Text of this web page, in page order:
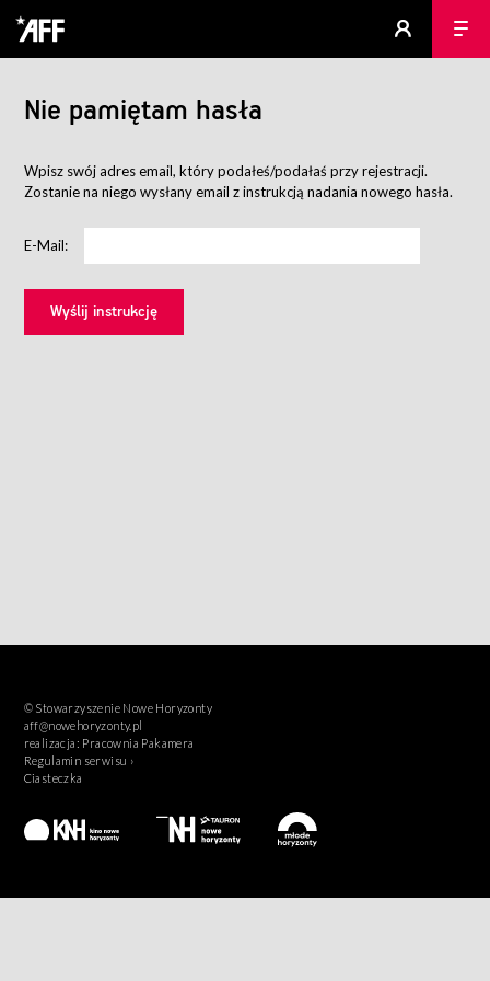
Nie pamiętam hasła
Wpisz swój adres email, który podałeś/podałaś przy rejestracji.
Zostanie na niego wysłany email z instrukcją nadania nowego hasła.
E-Mail:
© Stowarzyszenie Nowe Horyzonty
aff@nowehoryzonty.pl
realizacja: Pracownia Pakamera
Regulamin serwisu ›
Ciasteczka